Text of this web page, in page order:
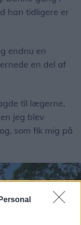
han tidligere er
endnu en
en del af
til lægerne,
jeg blev
som fik mig på